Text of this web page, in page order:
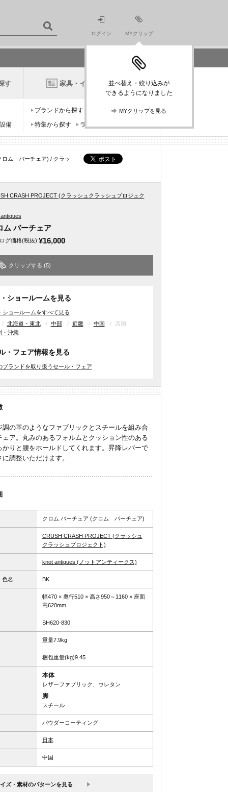
ログイン MYクリップ
並べ替え・絞り込みが
できるようになりました
MYクリップを見る
す 家具・インテリアニュース
備
ブランドから探す
デザイナーから探す
特集から探す
ランキングから探す
ロム バーチェア) / クラッ
CRASH PROJECT (クラッシュクラッシュプロジェク
ム バーチェア
グ価格(税抜):¥16,000
クリップする (5)
ショールームを見る
ショールームをすべて見る
北海道・東北 中部 近畿 中国
四国
・沖縄
・フェア情報を見る
ブランドを取り扱うセール・フェア
調の革のようなファブリックとスチールを組み合
ェア。丸みのあるフォルムとクッション性のある
かりと腰をホールドしてくれます。昇降レバーで
調整いただけます。
クロム バーチェア (クロム バーチェア)
CRUSH CRASH PROJECT (クラッシュ
クラッシュプロジェクト)
knot antiques (ノットアンティークス)
色名 BK
幅470 × 奥行510 × 高さ950～1160 × 座面
高620mm
SH620-830
重量7.9kg
梱包重量(kg)9.45
本体
レザーファブリック、ウレタン
脚
スチール
パウダーコーティング
日本
中国
ズ・素材のパターンを見る